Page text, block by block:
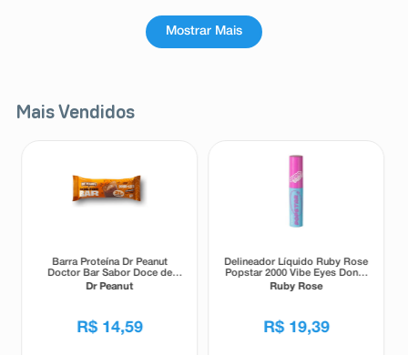
Mostrar Mais
Mais Vendidos
Barra Proteína Dr Peanut
Doctor Bar Sabor Doce de
Leite 62g
Dr Peanut
R$ 14,59
Delineador Líquido Ruby Rose
Popstar 2000 Vibe Eyes Don' t
Lie Preto 5,5g
Ruby Rose
R$ 19,39